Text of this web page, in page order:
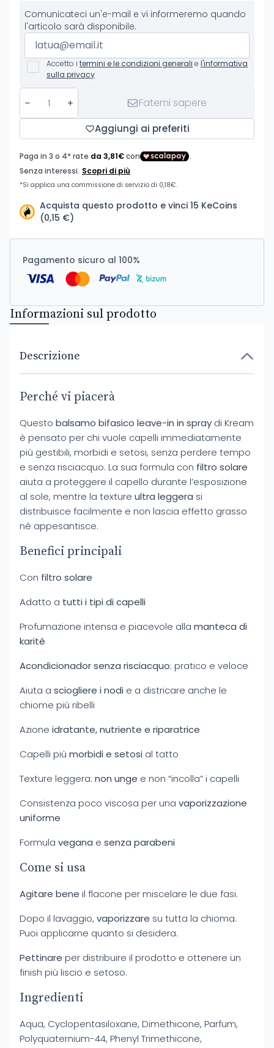
Comunicateci un'e-mail e vi informeremo quando
l'articolo sarà disponibile.
Accetto i termini e le condizioni generali e l'informativa
sulla privacy
Fatemi sapere
Aggiungi ai preferiti
Acquista questo prodotto e vinci 15 KeCoins
(0,15 €)
Pagamento sicuro al 100%
Informazioni sul prodotto
Descrizione
Perché vi piacerà
Questo balsamo bifasico leave-in in spray di Kream
è pensato per chi vuole capelli immediatamente
più gestibili, morbidi e setosi, senza perdere tempo
e senza risciacquo. La sua formula con filtro solare
aiuta a proteggere il capello durante l’esposizione
al sole, mentre la texture ultra leggera si
distribuisce facilmente e non lascia effetto grasso
né appesantisce.
Benefici principali
Con filtro solare
Adatto a tutti i tipi di capelli
Profumazione intensa e piacevole alla manteca di
karité
Acondicionador senza risciacquo: pratico e veloce
Aiuta a sciogliere i nodi e a districare anche le
chiome più ribelli
Azione idratante, nutriente e riparatrice
Capelli più morbidi e setosi al tatto
Texture leggera: non unge e non “incolla” i capelli
Consistenza poco viscosa per una vaporizzazione
uniforme
Formula vegana e senza parabeni
Come si usa
Agitare bene il flacone per miscelare le due fasi.
Dopo il lavaggio, vaporizzare su tutta la chioma.
Puoi applicarne quanto si desidera.
Pettinare per distribuire il prodotto e ottenere un
finish più liscio e setoso.
Ingredienti
Aqua, Cyclopentasiloxane, Dimethicone, Parfum,
Polyquaternium-44, Phenyl Trimethicone,